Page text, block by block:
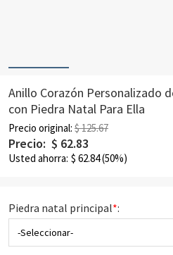
Anillo Corazón Personalizado
con Piedra Natal Para Ella
Precio original: $ 125.67
Precio: $ 62.83
Usted ahorra: $ 62.84(50%)
Piedra natal principal*:
-Seleccionar-